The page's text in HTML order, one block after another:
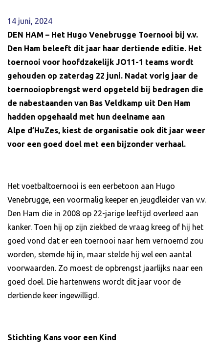
14 juni, 2024
DEN HAM – Het Hugo Venebrugge Toernooi bij v.v.
Den Ham beleeft dit jaar haar dertiende editie. Het
toernooi voor hoofdzakelijk JO11-1 teams wordt
gehouden op zaterdag 22 juni. Nadat vorig jaar de
toernooiopbrengst werd opgeteld bij bedragen die
de nabestaanden van Bas Veldkamp uit Den Ham
hadden opgehaald met hun deelname aan
Alpe d’HuZes, kiest de organisatie ook dit jaar weer
voor een goed doel met een bijzonder verhaal.
Het voetbaltoernooi is een eerbetoon aan Hugo
Venebrugge, een voormalig keeper en jeugdleider van v.v.
Den Ham die in 2008 op 22-jarige leeftijd overleed aan
kanker. Toen hij op zijn ziekbed de vraag kreeg of hij het
goed vond dat er een toernooi naar hem vernoemd zou
worden, stemde hij in, maar stelde hij wel een aantal
voorwaarden. Zo moest de opbrengst jaarlijks naar een
goed doel. Die hartenwens wordt dit jaar voor de
dertiende keer ingewilligd.
Stichting Kans voor een Kind